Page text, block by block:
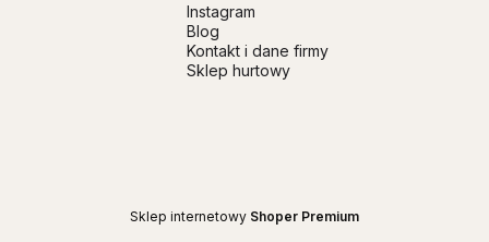
Instagram
Blog
Kontakt i dane firmy
Sklep hurtowy
Sklep internetowy Shoper Premium